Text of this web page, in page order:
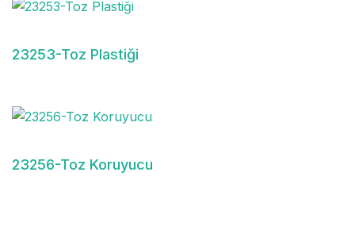
23253-Toz Plastiği
23256-Toz Koruyucu